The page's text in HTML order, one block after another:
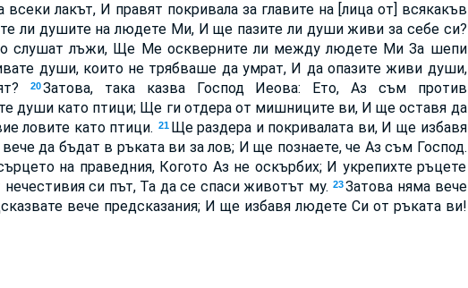
лакът, И правят покривала за главите на [лица от] всякакъв
ли душите на людете Ми, И ще пазите ли души живи за себе си?
слушат лъжи, Ще Ме оскверните ли между людете Ми За шепи
души, които не трябваше да умрат, И да опазите живи души,
20Затова, така казва Господ Иеова: Ето, Аз съм против
души като птици; Ще ги отдера от мишниците ви, И ще оставя да
ловите като птици. 21 Ще раздера и покривалата ви, И ще избавя
да бъдат в ръката ви за лов; И ще познаете, че Аз съм Господ.
на праведния, Когото Аз не оскърбих; И укрепихте ръцете
си път, Та да се спаси животът му. 23 Затова няма вече
вече предсказания; И ще избавя людете Си от ръката ви!